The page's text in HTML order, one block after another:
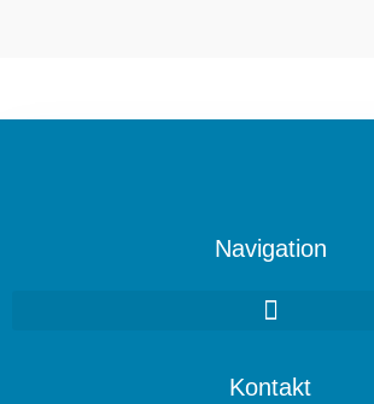
Navigation
Kontakt